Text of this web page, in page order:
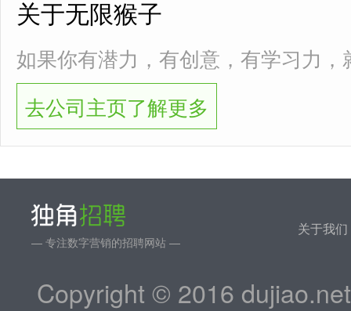
关于无限猴子
如果你有潜力，有创意，有学习力
去公司主页了解更多
— 专注数字营销的招聘网站 —
关于我们
Copyright © 2016